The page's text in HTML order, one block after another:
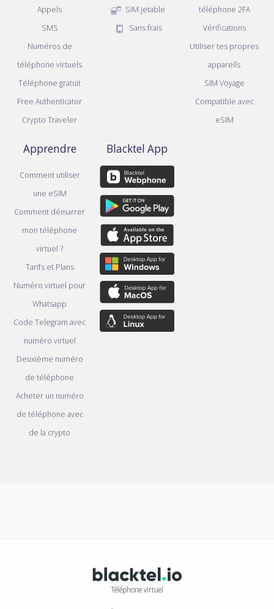
Appels
SMS
Numéros de
téléphone virtuels
Téléphone gratuit
Free Authenticator
Crypto Traveler
SIM jetable
Sans frais
téléphone 2FA
Vérifications
Utiliser tes propres
appareils
SIM Voyage
Compatible avec
eSIM
Apprendre
Comment utiliser
une eSIM
Comment démarrer
mon téléphone
virtuel ?
Tarifs et Plans
Numéro virtuel pour
Whatsapp
Code Telegram avec
numéro virtuel
Deuxième numéro
de téléphone
Acheter un numéro
de téléphone avec
de la crypto
Blacktel App
Téléphone virtuel